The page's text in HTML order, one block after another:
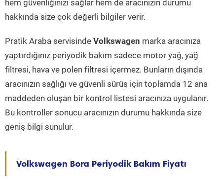
hem güvenliğinizi sağlar hem de aracınızın durumu
hakkında size çok değerli bilgiler verir.
Pratik Araba servisinde Volkswagen marka aracınıza
yaptırdığınız periyodik bakım sadece motor yağ, yağ
filtresi, hava ve polen filtresi içermez. Bunların dışında
aracınızın sağlığı ve güvenli sürüş için toplamda 12 ana
maddeden oluşan bir kontrol listesi aracınıza uygulanır.
Bu kontroller sonucu aracınızın durumu hakkında size
geniş bilgi sunulur.
Volkswagen Bora Periyodik Bakım Fiyatı